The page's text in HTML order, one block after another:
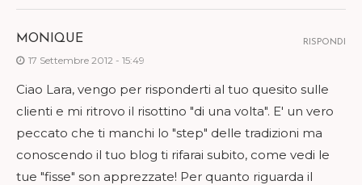
MONIQUE
17 Settembre 2012 - 15:49
Ciao Lara, vengo per risponderti al tuo quesito sulle
clienti e mi ritrovo il risottino "di una volta". E' un vero
peccato che ti manchi lo "step" delle tradizioni ma
conoscendo il tuo blog ti rifarai subito, come vedi le
tue "fisse" son apprezzate! Per quanto riguarda il
RISPONDI